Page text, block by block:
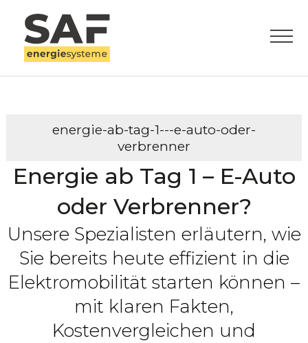
energie-ab-tag-1---e-auto-oder-
verbrenner
Energie ab Tag 1 – E-Auto
oder Verbrenner?
Unsere Spezialisten erläutern, wie
Sie bereits heute effizient in die
Elektromobilität starten können –
mit klaren Fakten,
Kostenvergleichen und